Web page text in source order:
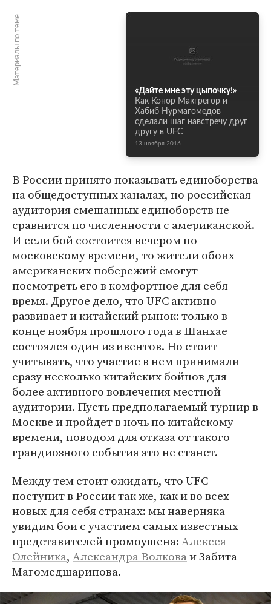
Материалы по теме
«Дайте мне эту цыпочку!»
Как Конор Макгрегор и
Хабиб Нурмагомедов
сделали шаг навстречу друг
другу в UFC
13 ноября 2016
В России принято показывать единоборства
на общедоступных каналах, но российская
аудитория смешанных единоборств не
сравнится по численности с американской.
И если бой состоится вечером по
московскому времени, то жители обоих
американских побережий смогут
посмотреть его в комфортное для себя
время. Другое дело, что UFC активно
развивает и китайский рынок: только в
конце ноября прошлого года в Шанхае
состоялся один из ивентов. Но стоит
учитывать, что участие в нем принимали
сразу несколько китайских бойцов для
более активного вовлечения местной
аудитории. Пусть предполагаемый турнир в
Москве и пройдет в ночь по китайскому
времени, поводом для отказа от такого
грандиозного события это не станет.
Между тем стоит ожидать, что UFC
поступит в России так же, как и во всех
новых для себя странах: мы наверняка
увидим бои с участием самых известных
представителей промоушена:Алексея
Олейника, Александра Волковаи Забита
Магомедшарипова.